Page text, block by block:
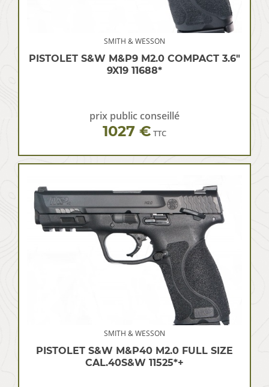
SMITH & WESSON
PISTOLET S&W M&P9 M2.0 COMPACT 3.6″
9X19 11688*
prix public conseillé
1027 € TTC
SMITH & WESSON
PISTOLET S&W M&P40 M2.0 FULL SIZE
CAL.40S&W 11525*+